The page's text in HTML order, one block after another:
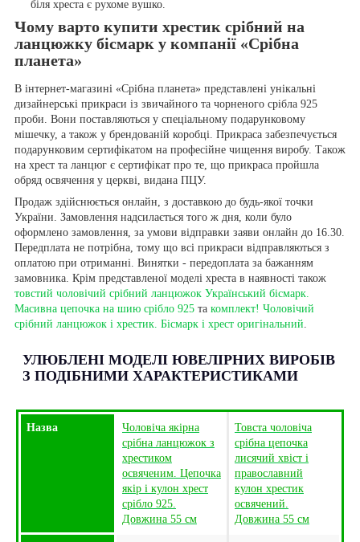
біля хреста є рухоме вушко.
Чому варто купити хрестик срібний на
ланцюжку бісмарк у компанії «Срібна
планета»
В інтернет-магазині «Срібна планета» представлені унікальні
дизайнерські прикраси із звичайного та чорненого срібла 925
проби. Вони поставляються у спеціальному подарунковому
мішечку, а також у брендованій коробці. Прикраса забезпечується
подарунковим сертифікатом на професійне чищення виробу. Також
на хрест та ланцюг є сертифікат про те, що прикраса пройшла
обряд освячення у церкві, видана ПЦУ.
Продаж здійснюється онлайн, з доставкою до будь-якої точки
України. Замовлення надсилається того ж дня, коли було
оформлено замовлення, за умови відправки заяви онлайн до 16.30.
Передплата не потрібна, тому що всі прикраси відправляються з
оплатою при отриманні. Винятки - передоплата за бажанням
замовника. Крім представленої моделі хреста в наявності також
товстий чоловічий срібний ланцюжок Український бісмарк.
Масивна цепочка на шию срібло 925 та комплект! Чоловічий
срібний ланцюжок і хрестик. Бісмарк і хрест оригінальний.
УЛЮБЛЕНІ МОДЕЛІ ЮВЕЛІРНИХ ВИРОБІВ
З ПОДІБНИМИ ХАРАКТЕРИСТИКАМИ
Назва
Чоловіча якірна
срібна ланцюжок з
хрестиком
освяченим. Цепочка
якір і кулон хрест
срібло 925.
Довжина 55 см
Товста чоловіча
срібна цепочка
лисячий хвіст і
православний
кулон хрестик
освячений.
Довжина 55 см